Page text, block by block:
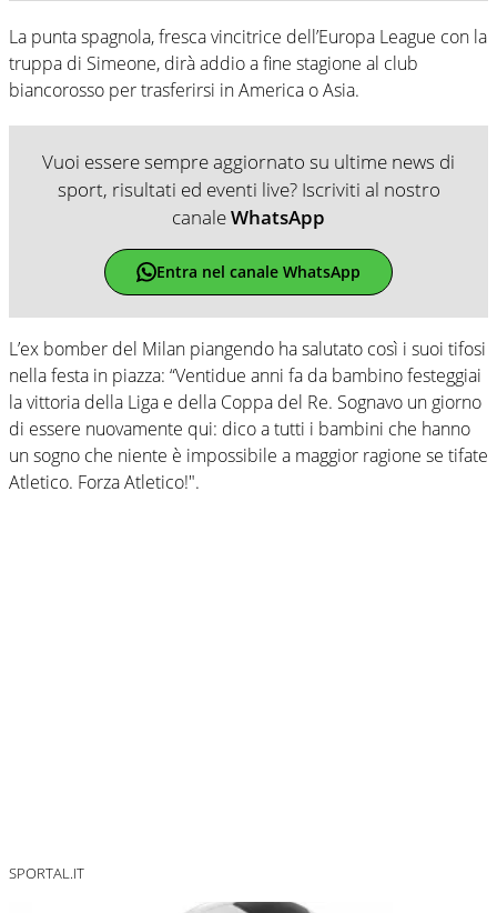
La punta spagnola, fresca vincitrice dell’Europa League con la
truppa di Simeone, dirà addio a fine stagione al club
biancorosso per trasferirsi in America o Asia.
Vuoi essere sempre aggiornato su ultime news di
sport, risultati ed eventi live? Iscriviti al nostro
canaleWhatsApp
Entra nel canale WhatsApp
L’ex bomber del Milan piangendo ha salutato così i suoi tifosi
nella festa in piazza: “Ventidue anni fa da bambino festeggiai
la vittoria della Liga e della Coppa del Re. Sognavo un giorno
di essere nuovamente qui: dico a tutti i bambini che hanno
un sogno che niente è impossibile a maggior ragione se tifate
Atletico. Forza Atletico!".
SPORTAL.IT